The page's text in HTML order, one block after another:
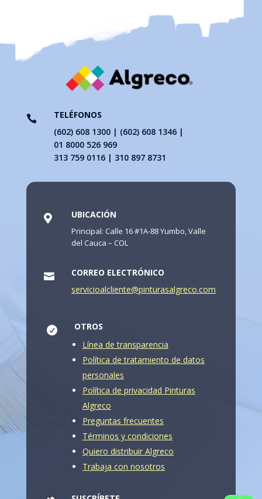

TELÉFONOS
(602) 608 1300 | (602) 608 1346 |
01 8000 526 969
313 759 0116 | 310 897 8731
 UBICACIÓN
Principal: Calle 16 #1A-88 Yumbo, Valle
del Cauca – COL

CORREO ELECTRÓNICO
servicioalcliente@pinturasalgreco.com

OTROS
Línea de transparencia
Política de tratamiento de datos
personales
Política de privacidad Pinturas
Algreco
Preguntas frecuentes
Términos y condiciones
Quiero distribuir Algreco
Trabaja con nosotros